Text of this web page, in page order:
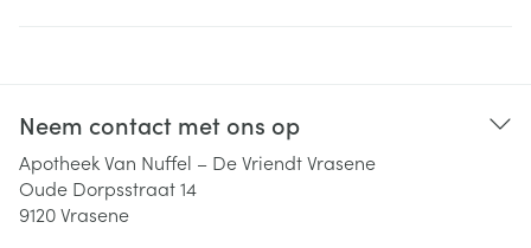
Neem contact met ons op
Apotheek Van Nuffel – De Vriendt Vrasene
Oude Dorpsstraat 14
9120Vrasene